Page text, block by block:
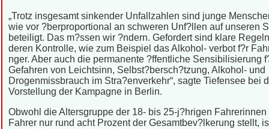
„Trotz insgesamt sinkender Unfallzahlen sind junge
wie vor ?berproportional an schweren Unf?llen auf unseren
beteiligt. Das m?ssen wir ?ndern. Gefordert sind klare
deren Kontrolle, wie zum Beispiel das Alkohol- verbot f?r
nger. Aber auch die permanente ?ffentliche Sensibilisierung
Gefahren von Leichtsinn, Selbst?bersch?tzung, Alkohol- und
Drogenmissbrauch im Stra?enverkehr“, sagte Tiefensee bei
Vorstellung der Kampagne in Berlin.
Obwohl die Altersgruppe der 18- bis 25-j?hrigen Fahrerinnen
Fahrer nur rund acht Prozent der Gesamtbev?lkerung stellt,